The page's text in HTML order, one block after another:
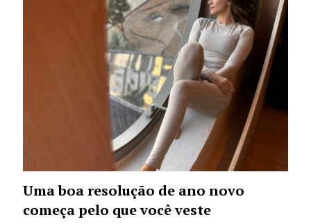
Uma boa resolução de ano novo
começa pelo que você veste